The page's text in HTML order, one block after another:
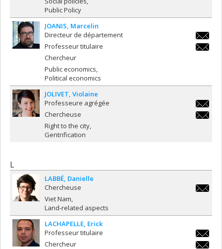
Public Policy
JOANIS Marcelin
Directeur de département
Professeur titulaire
Chercheur
Public economics
Political economics
JOLIVET Violaine
Professeure agrégée
Chercheuse
Right to the city
Gentrification
L
LABBÉ Danielle
Chercheuse
Viet Nam
Land-related aspects
LACHAPELLE Erick
Professeur titulaire
Chercheur